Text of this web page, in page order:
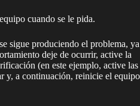
cuando se le pida.
sigue produciendo el problema, ya
deje de ocurrir, active la
(en este ejemplo, active las
y, a continuación, reinicie el equipo